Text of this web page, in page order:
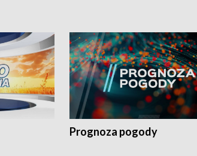
Prognoza pogody